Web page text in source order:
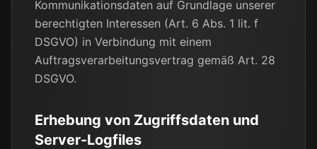
Kommunikationsdaten auf Grundlage unserer
berechtigten Interessen (Art. 6 Abs. 1 lit. f
DSGVO) in Verbindung mit einem
Auftragsverarbeitungsvertrag gemäß Art. 28
DSGVO.
Erhebung von Zugriffsdaten und
Server-Logfiles